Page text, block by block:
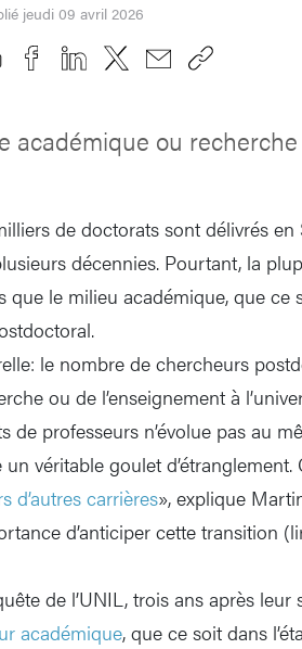
jeudi 09 avril 2026
académique ou
de doctorats sont délivrés
décennies. Pourtant, la
que le milieu académique, que
le nombre de chercheurs
ou de l’enseignement à
de professeurs n’évolue pas au
véritable goulet
d’autres carrières», explique
d’anticiper cette transition
de l’UNIL, trois ans après
académique, que ce soit dans